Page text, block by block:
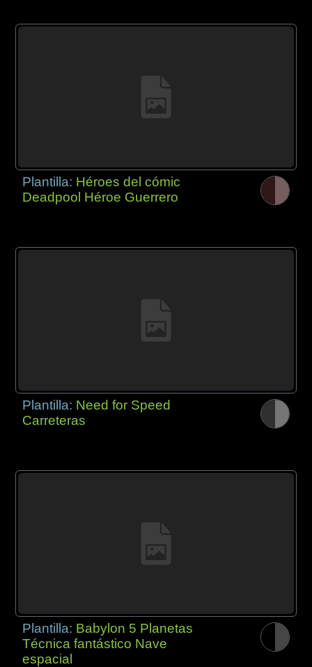
Plantilla: Héroes del cómic
Deadpool Héroe Guerrero
Plantilla: Need for Speed
Carreteras
Plantilla: Babylon 5 Planetas
Técnica fantástico Nave
espacial